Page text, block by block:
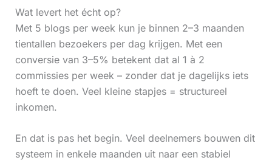
Wat levert het écht op?
Met 5 blogs per week kun je binnen 2–3 maanden
tientallen bezoekers per dag krijgen. Met een
conversie van 3–5% betekent dat al 1 à 2
commissies per week – zonder dat je dagelijks iets
hoeft te doen. Veel kleine stapjes = structureel
inkomen.
En dat is pas het begin. Veel deelnemers bouwen dit
systeem in enkele maanden uit naar een stabiel